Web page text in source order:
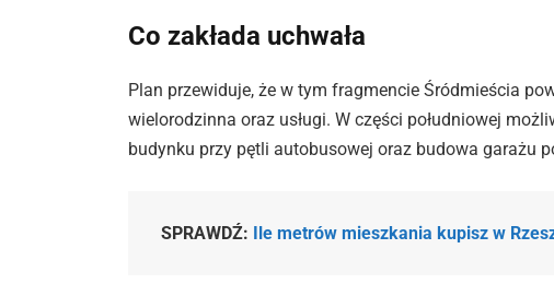
Co zakłada uchwała
Plan przewiduje, że w tym fragmencie Śródmieścia
wielorodzinna oraz usługi. W części południowej
budynku przy pętli autobusowej oraz budowa garażu
SPRAWDŹ: Ile metrów mieszkania kupisz w